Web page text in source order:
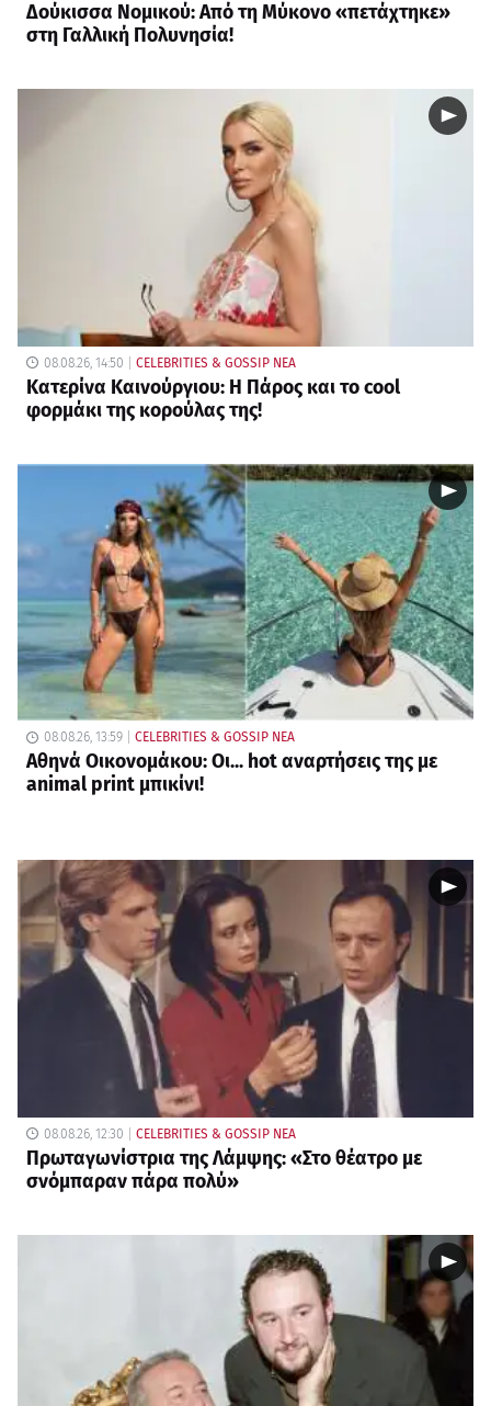
Δούκισσα Νομικού: Από τη Μύκονο «πετάχτηκε»
στη Γαλλική Πολυνησία!
08.08.26, 14:50 CELEBRITIES & GOSSIP ΝΕΑ
Κατερίνα Καινούργιου: Η Πάρος και το cool
φορμάκι της κορούλας της!
08.08.26, 13:59 CELEBRITIES & GOSSIP ΝΕΑ
Αθηνά Οικονομάκου: Οι... hot αναρτήσεις της με
animal print μπικίνι!
08.08.26, 12:30 CELEBRITIES & GOSSIP ΝΕΑ
Πρωταγωνίστρια της Λάμψης: «Στο θέατρο με
σνόμπαραν πάρα πολύ»